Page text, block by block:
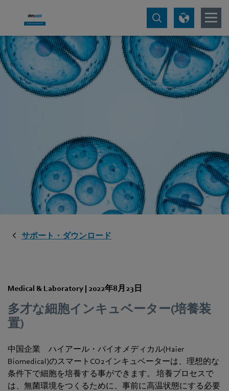
サポート・ダウンロード
Medical & Laboratory | 2022年8月23日
多才な細胞インキュベーター(培養装
置)
中国企業 ハイアール・バイオメディカル(Haier
Biomedical)のスマートCO2インキュベーターは、理想的な
条件下で細胞を培養する事ができます。 培養プロセスで
は、無菌環境をつくるために、事前に高温状態にする必要